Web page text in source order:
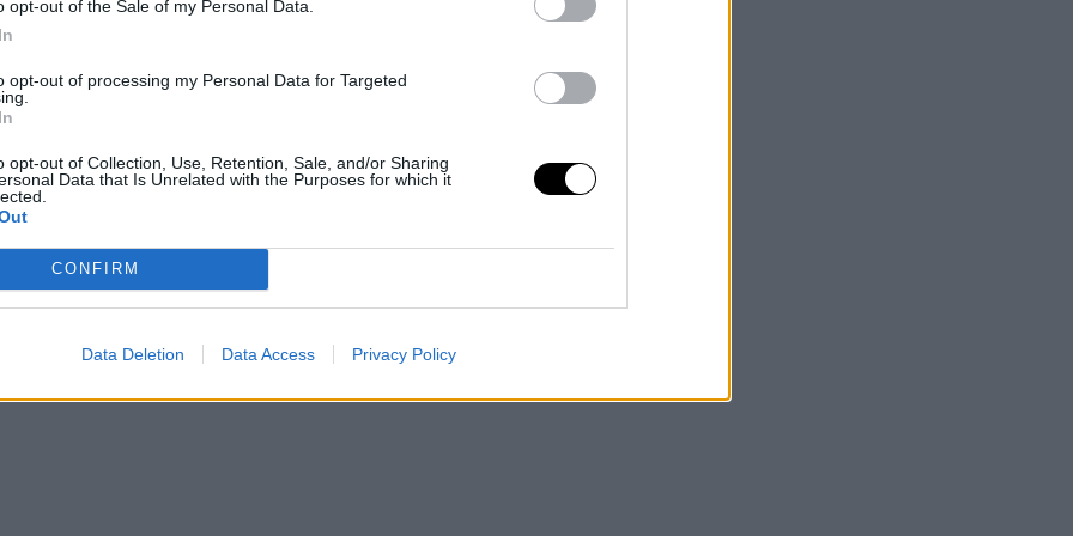
opt-out of the Sale of my Personal Data.
opt-out of processing my Personal Data for Targeted
opt-out of Collection, Use, Retention, Sale, and/or Sharing
Data that Is Unrelated with the Purposes for which it
CONFIRM
Data Deletion Data Access Privacy Policy
Καίσαρη με φουσκωμένη κοιλιά: